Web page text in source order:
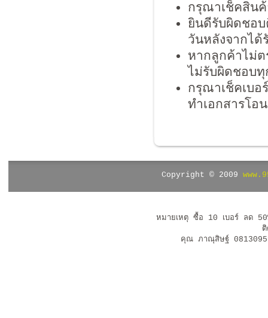
กรุณาเช็คสิน
ยินดีรับผิดชอ
วันหลังจากได้
หากลูกค้าไม่
ไม่รับผิดชอบ
กรุณาเช็คเบ
ทำเอกสารโอ
Copyright © 2009
หมายเหตุ ซื้อ 10 เบอร์ ลด
คุณ ภาณุสิษฐ์